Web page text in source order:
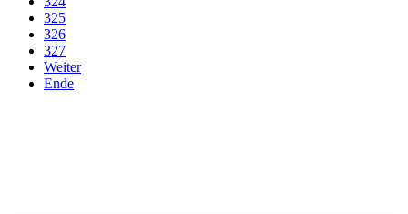
325
326
327
Weiter
Ende